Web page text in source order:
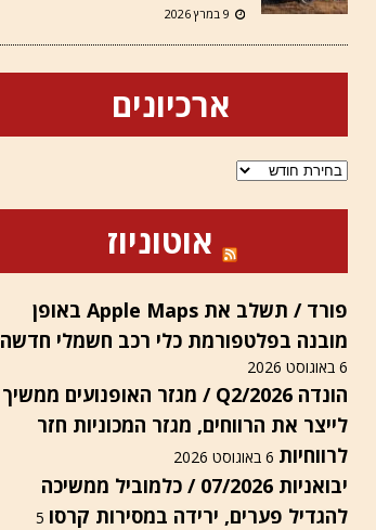
9 במרץ 2026
ארכיונים
ארכיונים
אוטוניוז
פורד / תשלב את Apple Maps באופן
מובנה בפלטפורמת כלי רכב חשמלי חדשה
6 באוגוסט 2026
הונדה Q2/2026 / מגזר האופנועים ממשיך
לייצר את הרווחים, מגזר המכוניות חזר
לרווחיות 6 באוגוסט 2026
יבואניות 07/2026 / כלמוביל ממשיכה
להגדיל פערים, ירידה במסירות קרסו 5